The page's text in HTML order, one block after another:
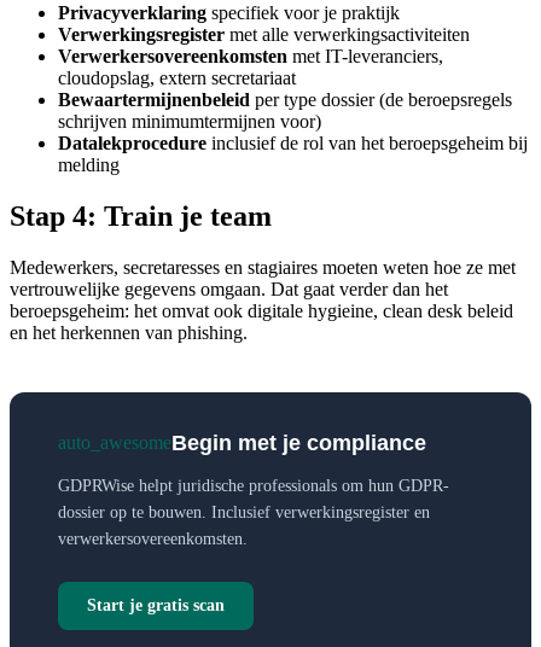
Privacyverklaring specifiek voor je praktijk
Verwerkingsregister met alle verwerkingsactiviteiten
Verwerkersovereenkomsten met IT-leveranciers,
cloudopslag, extern secretariaat
Bewaartermijnenbeleid per type dossier (de beroepsregels
schrijven minimumtermijnen voor)
Datalekprocedure inclusief de rol van het beroepsgeheim bij
melding
Stap 4: Train je team
Medewerkers, secretaresses en stagiaires moeten weten hoe ze met
vertrouwelijke gegevens omgaan. Dat gaat verder dan het
beroepsgeheim: het omvat ook digitale hygieine, clean desk beleid
en het herkennen van phishing.
auto_awesomeBegin met je compliance
GDPRWise helpt juridische professionals om hun GDPR-
dossier op te bouwen. Inclusief verwerkingsregister en
verwerkersovereenkomsten.
Start je gratis scan